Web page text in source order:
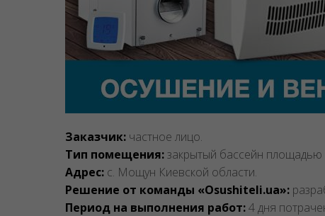
Заказчик: частное лицо.
Тип помещения:закрытый бассейн
Адрес: с. Мощун Киевской области.
Решение от команды «Osushiteli.ua»:
Период на выполнения работ:4 дня